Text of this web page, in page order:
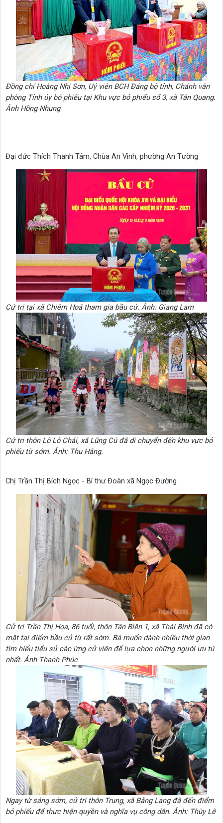
Đồng chí Hoàng Nhị Sơn, Uỷ viên BCH Đảng bộ tỉnh, Chánh văn
phòng Tỉnh ủy bỏ phiếu tại Khu vực bỏ phiếu số 3, xã Tân Quang.
Ảnh Hồng Nhung
Đại đức Thích Thanh Tâm, Chùa An Vinh, phường An Tường
Cử tri tại xã Chiêm Hoá tham gia bầu cử. Ảnh: Giang Lam
Cử tri thôn Lô Lô Chải, xã Lũng Cú đã di chuyển đến khu vực bỏ
phiếu từ sớm. Ảnh: Thu Hằng.
Chị Trần Thị Bích Ngọc - Bí thư Đoàn xã Ngọc Đường
Cử tri Trần Thị Hoa, 86 tuổi, thôn Tân Biên 1, xã Thái Bình đã có
mặt tại điểm bầu cử từ rất sớm. Bà muốn dành nhiều thời gian
tìm hiểu tiểu sử các ứng cử viên để lựa chọn những người ưu tú
nhất. Ảnh Thanh Phúc
Ngay từ sáng sớm, cử tri thôn Trung, xã Bằng Lang đã đến điểm
bỏ phiếu để thực hiện quyền và nghĩa vụ công dân. Ảnh: Thùy Lê